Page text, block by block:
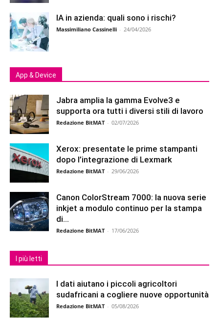
IA in azienda: quali sono i rischi?
Massimiliano Cassinelli - 24/04/2026
App & Device
Jabra amplia la gamma Evolve3 e
supporta ora tutti i diversi stili di lavoro
Redazione BitMAT - 02/07/2026
Xerox: presentate le prime stampanti
dopo l’integrazione di Lexmark
Redazione BitMAT - 29/06/2026
Canon ColorStream 7000: la nuova serie
inkjet a modulo continuo per la stampa
di...
Redazione BitMAT - 17/06/2026
I più letti
I dati aiutano i piccoli agricoltori
sudafricani a cogliere nuove opportunità
Redazione BitMAT - 05/08/2026